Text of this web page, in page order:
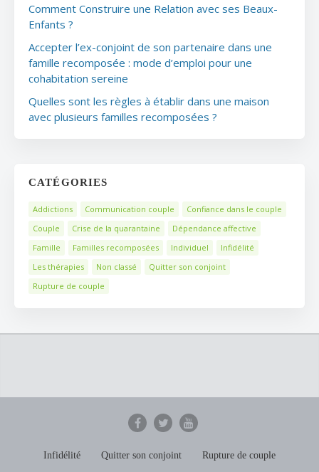
Comment Construire une Relation avec ses Beaux-
Enfants ?
Accepter l’ex-conjoint de son partenaire dans une
famille recomposée : mode d’emploi pour une
cohabitation sereine
Quelles sont les règles à établir dans une maison
avec plusieurs familles recomposées ?
CATÉGORIES
Addictions Communication couple
Confiance dans le couple
Couple
Crise de la quarantaine
Dépendance affective
Famille
Familles recomposées Individuel
Infidélité
Les thérapies
Non classé
Quitter son conjoint
Rupture de couple
Infidélité Quitter son conjoint
Rupture de couple